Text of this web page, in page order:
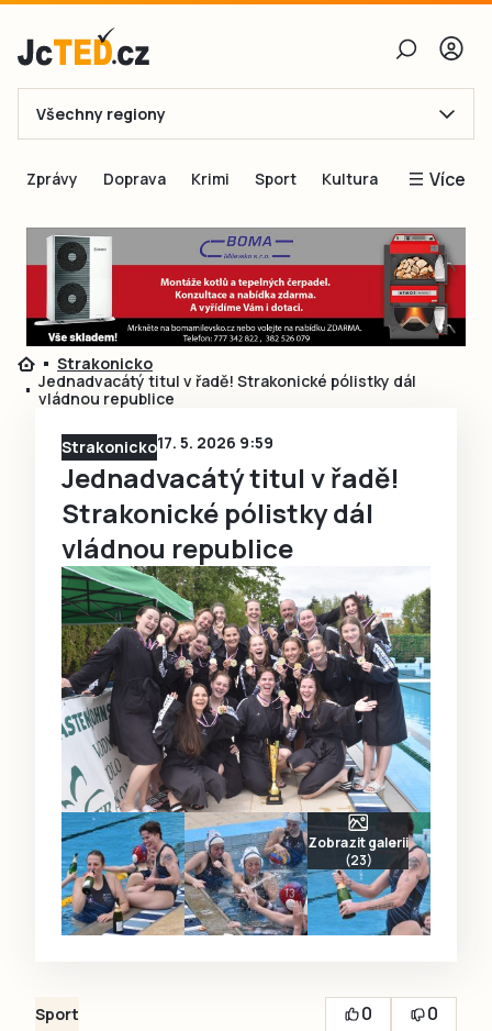
E-mail
Obnovit heslo
Přihlásit se
Přihlásit se přes Facebook
Ještě nemám účet, chci se
Všechny regiony
Zprávy Doprava Krimi Sport Kultura Více
Blogy
Inspirace
Čtenáři píší
Speciální přílohy
Strakonicko
Jednadvacátý titul v řadě! Strakonické pólistky dál
vládnou republice
Strakonicko17. 5. 2026 9:59
Jednadvacátý titul v řadě!
Strakonické pólistky dál
vládnou republice
Zobrazit galerii
(23)
Sport 0
0